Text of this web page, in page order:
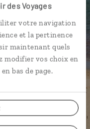
des Voyages
votre navigation
et la pertinence
maintenant quels
modifier vos choix en
bas de page.
nos studios
par email ou
avant,